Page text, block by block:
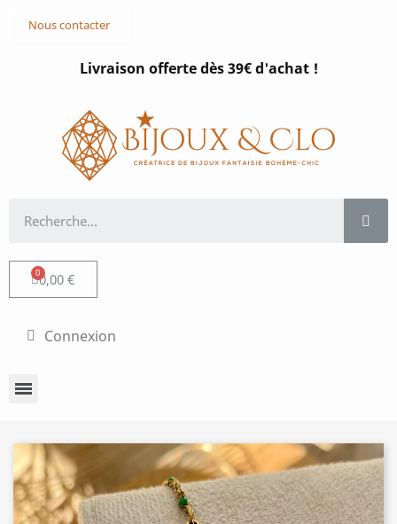
Nous contacter
Livraison offerte dès 39€ d'achat !
0,00 €
Connexion